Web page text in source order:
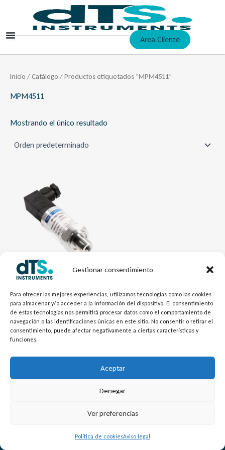
Gestionar consentimiento
Para ofrecer las mejores experiencias, utilizamos tecnologías como las cookies
para almacenar y/o acceder a la información del dispositivo. El consentimiento
de estas tecnologías nos permitirá procesar datos como el comportamiento de
navegación o las identificaciones únicas en este sitio. No consentir o retirar el
consentimiento, puede afectar negativamente a ciertas características y
funciones.
Aceptar
Denegar
Ver preferencias
Política de cookiesAviso legal
contenido
Area Cliente
Inicio /Catálogo / Productos etiquetados “MPM4511”
MPM4511
Mostrando el único resultado
Electrónica dTSPres
Transmisor Compacto
MPM4511
L
i
n
u